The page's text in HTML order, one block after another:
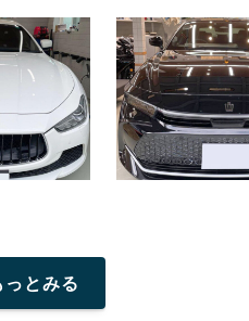
とみる